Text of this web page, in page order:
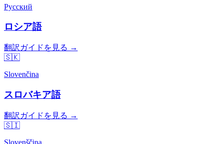
Русский
ロシア語
翻訳ガイドを見る →
🇸🇰
Slovenčina
スロバキア語
翻訳ガイドを見る →
🇸🇮
Slovenščina